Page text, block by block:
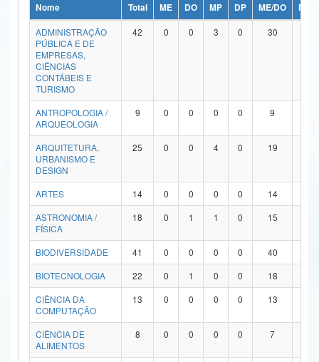
Ministério da Ciência, Tecnologia, Inovações e Comunicações
Ministério do Meio Ambiente
Ministério do Turismo
Ministério do Desenvolvimento Regional
Controladoria-Geral da União
Ministério da Mulher, da Família e dos Direitos Humanos
Secretaria de Governo
Advocacia-Geral da União
Banco Central do Brasil
Nome Total ME DO MP DP ME/DO
MP/
ADMINISTRAÇÃO
PÚBLICA E DE
EMPRESAS,
CIÊNCIAS
CONTÁBEIS E
TURISMO
42 0 0 3 0 30
ANTROPOLOGIA /
ARQUEOLOGIA
9 0 0 0 0 9
ARQUITETURA,
URBANISMO E
DESIGN
25 0 0 4 0 19
ARTES 14 0 0 0 0 14
ASTRONOMIA /
FÍSICA
18 0 1 1 0 15
BIODIVERSIDADE 41 0 0 0 0 40
BIOTECNOLOGIA
22 0 1 0 0 18
CIÊNCIA DA
COMPUTAÇÃO
13 0 0 0 0 13
CIÊNCIA DE
ALIMENTOS
8 0 0 0 0 7